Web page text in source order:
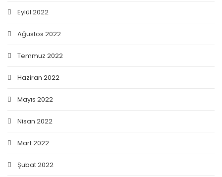
Eylül 2022
Ağustos 2022
Temmuz 2022
Haziran 2022
Mayıs 2022
Nisan 2022
Mart 2022
Şubat 2022